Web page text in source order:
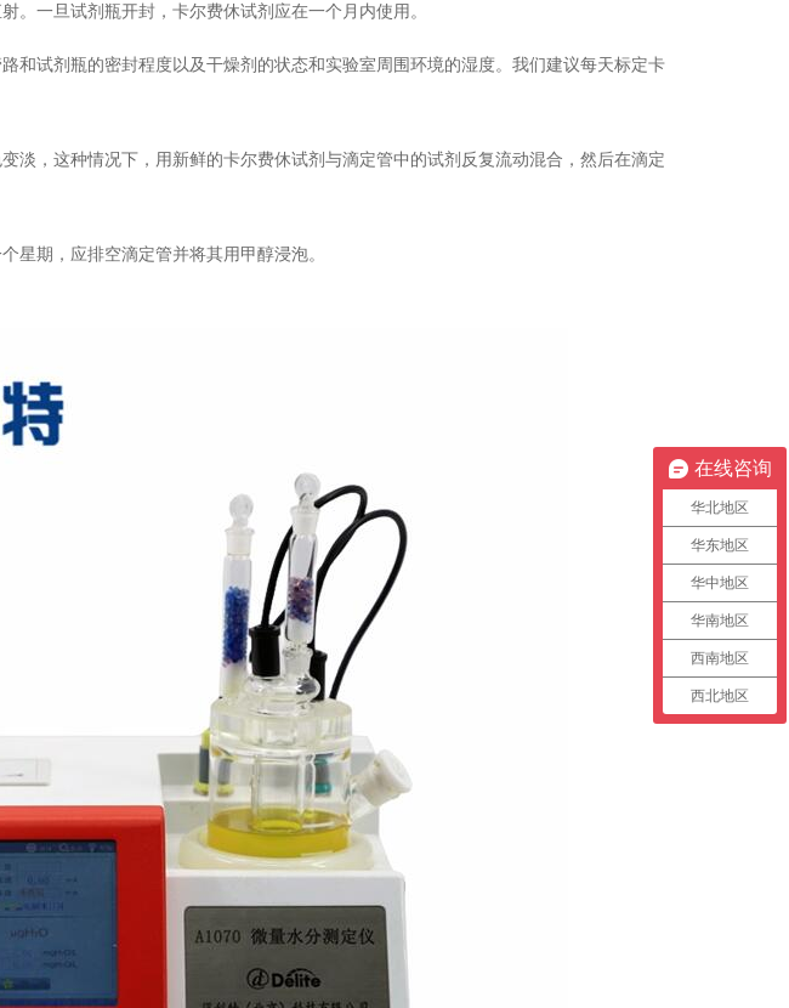
。一旦试剂瓶开封，卡尔费休试剂应在一个月内使用。
和试剂瓶的密封程度以及干燥剂的状态和实验室周围环境的湿度。我们建议每天标定卡
淡，这种情况下，用新鲜的卡尔费休试剂与滴定管中的试剂反复流动混合，然后在滴定
星期，应排空滴定管并将其用甲醇浸泡。
在线咨询
华北地区
华东地区
华中地区
华南地区
西南地区
西北地区